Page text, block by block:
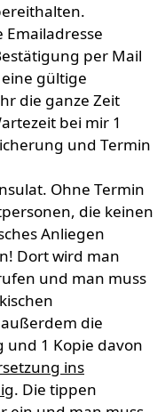
per Mail
gültige
die ganze Zeit
bei mir 1
und Termin
Ohne Termin
die keinen
Anliegen
Dort wird man
und man muss
die
1 Kopie davon
ins
. Die tippen